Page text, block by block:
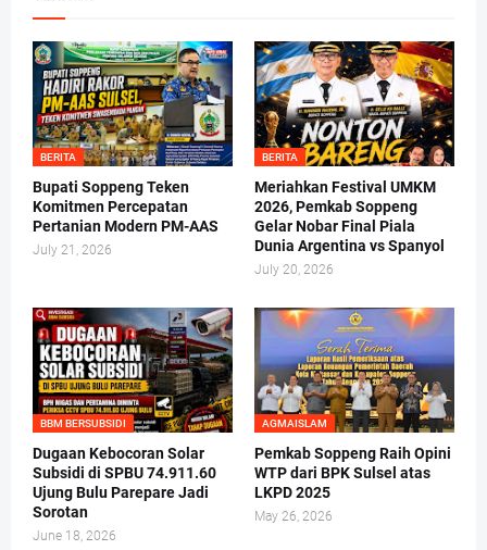
BERITA
Bupati Soppeng Teken
Komitmen Percepatan
Pertanian Modern PM-AAS
July 21, 2026
BERITA
Meriahkan Festival UMKM
2026, Pemkab Soppeng
Gelar Nobar Final Piala
Dunia Argentina vs Spanyol
July 20, 2026
BBM BERSUBSIDI
Dugaan Kebocoran Solar
Subsidi di SPBU 74.911.60
Ujung Bulu Parepare Jadi
Sorotan
June 18, 2026
AGMAISLAM
Pemkab Soppeng Raih Opini
WTP dari BPK Sulsel atas
LKPD 2025
May 26, 2026